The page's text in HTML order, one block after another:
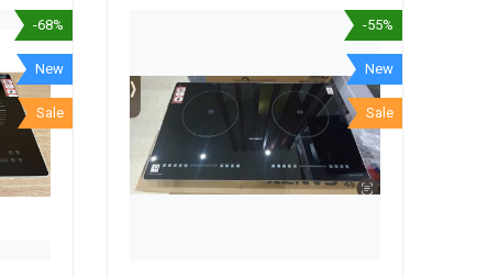
-68%
New
Sale
-55%
New
Sale